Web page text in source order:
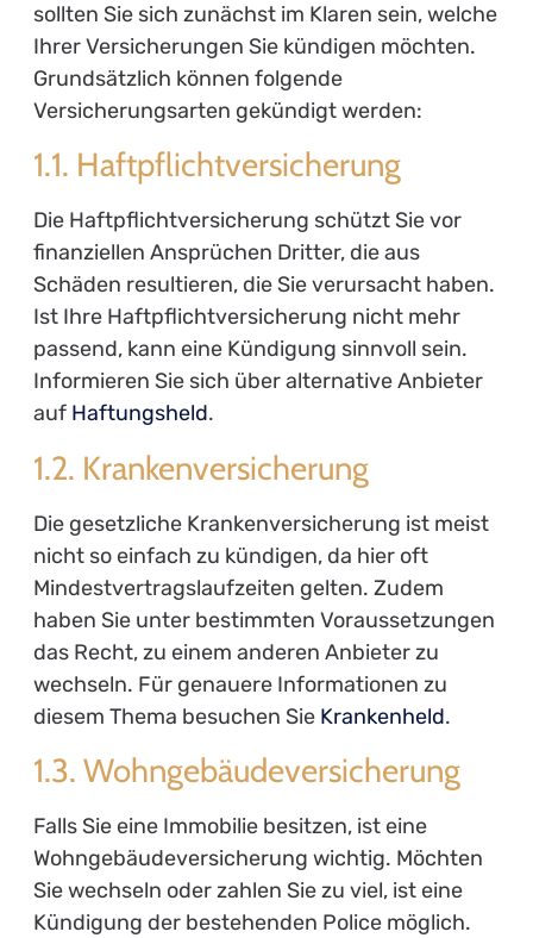
sollten Sie sich zunächst im Klaren sein, welche
Ihrer Versicherungen Sie kündigen möchten.
Grundsätzlich können folgende
Versicherungsarten gekündigt werden:
1.1. Haftpflichtversicherung
Die Haftpflichtversicherung schützt Sie vor
finanziellen Ansprüchen Dritter, die aus
Schäden resultieren, die Sie verursacht haben.
Ist Ihre Haftpflichtversicherung nicht mehr
passend, kann eine Kündigung sinnvoll sein.
Informieren Sie sich über alternative Anbieter
auf Haftungsheld.
1.2. Krankenversicherung
Die gesetzliche Krankenversicherung ist meist
nicht so einfach zu kündigen, da hier oft
Mindestvertragslaufzeiten gelten. Zudem
haben Sie unter bestimmten Voraussetzungen
das Recht, zu einem anderen Anbieter zu
wechseln. Für genauere Informationen zu
diesem Thema besuchen Sie Krankenheld.
1.3. Wohngebäudeversicherung
Falls Sie eine Immobilie besitzen, ist eine
Wohngebäudeversicherung wichtig. Möchten
Sie wechseln oder zahlen Sie zu viel, ist eine
Kündigung der bestehenden Police möglich.